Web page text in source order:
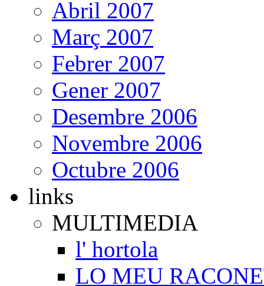
Abril 2007
Març 2007
Febrer 2007
Gener 2007
Desembre 2006
Novembre 2006
Octubre 2006
links
MULTIMEDIA
l' hortola
LO MEU